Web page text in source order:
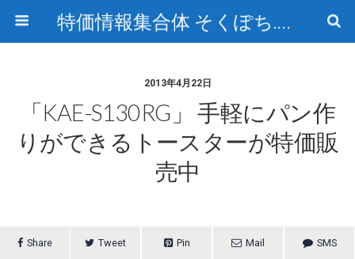
特価情報集合体 そくぽち.com
2013年4月22日
「KAE-S130RG」 手軽にパン作
りができるトースターが特価販
売中
Share Tweet Pin Mail SMS